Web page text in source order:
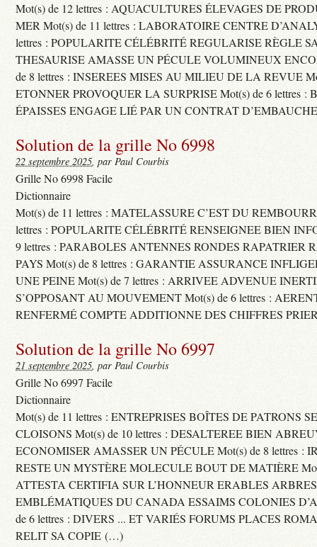
Mot(s) de 12 lettres : AQUACULTURES ÉLEVAGES DE
MER Mot(s) de 11 lettres : LABORATOIRE CENTRE
lettres : POPULARITE CÉLÉBRITÉ REGULARISE RÈGLE
THESAURISE AMASSE UN PÉCULE VOLUMINEUX
de 8 lettres : INSEREES MISES AU MILIEU DE LA REVUE
ETONNER PROVOQUER LA SURPRISE Mot(s) de 6 lettres :
ÉPAISSES ENGAGE LIÉ PAR UN CONTRAT
Solution de la grille No 6998
22 septembre 2025, par Paul Courbis
Grille No 6998 Facile
Dictionnaire
Mot(s) de 11 lettres : MATELASSURE C’EST DU
lettres : POPULARITE CÉLÉBRITÉ RENSEIGNEE BIEN
9 lettres : PARABOLES ANTENNES RONDES RAPATRIER
PAYS Mot(s) de 8 lettres : GARANTIE ASSURANCE
UNE PEINE Mot(s) de 7 lettres : ARRIVEE ADVENUE
S’OPPOSANT AU MOUVEMENT Mot(s) de 6 lettres :
RENFERMÉ COMPTE ADDITIONNE DES CHIFFRES
Solution de la grille No 6997
21 septembre 2025, par Paul Courbis
Grille No 6997 Facile
Dictionnaire
Mot(s) de 11 lettres : ENTREPRISES BOÎTES DE PATRONS
CLOISONS Mot(s) de 10 lettres : DESALTEREE BIEN
ECONOMISER AMASSER UN PÉCULE Mot(s) de 8 lettres :
RESTE UN MYSTÈRE MOLECULE BOUT DE MATIÈRE
ATTESTA CERTIFIA SUR L’HONNEUR ERABLES ARBRES
EMBLÉMATIQUES DU CANADA ESSAIMS COLONIES
de 6 lettres : DIVERS ... ET VARIÉS FORUMS PLACES
RELIT SA COPIE (…)